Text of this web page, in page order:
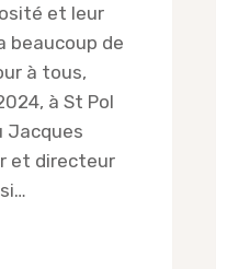
et leur
beaucoup de
à tous,
à St Pol
Jacques
et directeur